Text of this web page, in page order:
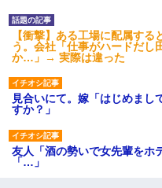
【衝撃】ある工場に配属す
う。会社「仕事がハードだし
か…」→ 実際は違った
見合いにて。嫁「はじめまし
すか？」
友人「酒の勢いで女先輩をホ
「…」